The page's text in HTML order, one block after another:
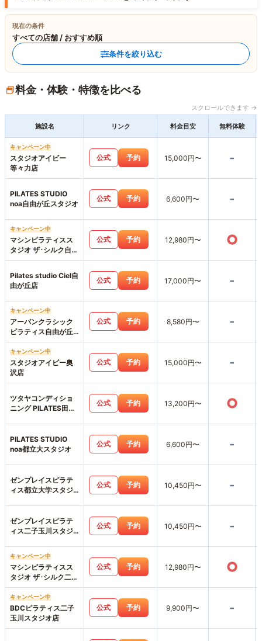
現在の条件
すべての店舗 / おすすめ順
条件を絞り込む
料金・体験・特徴を比べる
スクロールできます →
施設名 リンク 料金目安 無料体験
キャンペーン中
スタジオアイビー
等々力店
公式 予約 15,000円〜 -
PILATES STUDIO
noa自由が丘スタジオ
公式 予約 6,600円〜 -
キャンペーン中
マシンピラティスス
タジオ ザ･シルク自由
が丘店
公式 予約 12,980円〜 ○
Pilates studio Ciel自
由が丘店
公式 予約 17,000円〜 -
キャンペーン中
アーバンクラシック
ピラティス自由が丘
店
公式 予約 8,580円〜 -
キャンペーン中
スタジオアイビー奥
沢店
公式 予約 15,000円〜 -
ツタヤコンディショ
ニング PILATES田園
公式 予約 13,200円〜 ○
PILATES STUDIO
noa都立大スタジオ
公式 予約 6,600円〜 -
ゼンプレイスピラテ
ィス都立大学スタジ
公式 予約 10,450円〜 -
ゼンプレイスピラテ
ィス二子玉川スタジ
公式 予約 10,450円〜 -
キャンペーン中
マシンピラティスス
タジオ ザ･シルク二子
玉川店
公式 予約 12,980円〜 ○
キャンペーン中
BDCピラティス二子
玉川スタジオ店
公式 予約 9,900円〜 -